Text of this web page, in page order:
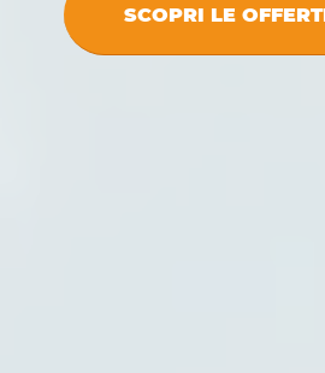
SCOPRI LE